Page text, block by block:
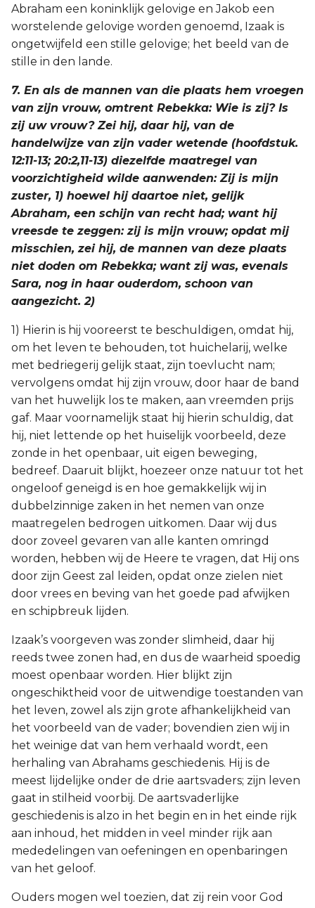
Abraham een koninklijk gelovige en Jakob een
worstelende gelovige worden genoemd, Izaak is
ongetwijfeld een stille gelovige; het beeld van de
stille in den lande.
7. En als de mannen van die plaats hem vroegen
van zijn vrouw, omtrent Rebekka: Wie is zij? Is
zij uw vrouw? Zei hij, daar hij, van de
handelwijze van zijn vader wetende (hoofdstuk.
12:11-13; 20:2,11-13) diezelfde maatregel van
voorzichtigheid wilde aanwenden: Zij is mijn
zuster, 1) hoewel hij daartoe niet, gelijk
Abraham, een schijn van recht had; want hij
vreesde te zeggen: zij is mijn vrouw; opdat mij
misschien, zei hij, de mannen van deze plaats
niet doden om Rebekka; want zij was, evenals
Sara, nog in haar ouderdom, schoon van
aangezicht. 2)
1) Hierin is hij vooreerst te beschuldigen, omdat hij,
om het leven te behouden, tot huichelarij, welke
met bedriegerij gelijk staat, zijn toevlucht nam;
vervolgens omdat hij zijn vrouw, door haar de band
van het huwelijk los te maken, aan vreemden prijs
gaf. Maar voornamelijk staat hij hierin schuldig, dat
hij, niet lettende op het huiselijk voorbeeld, deze
zonde in het openbaar, uit eigen beweging,
bedreef. Daaruit blijkt, hoezeer onze natuur tot het
ongeloof geneigd is en hoe gemakkelijk wij in
dubbelzinnige zaken in het nemen van onze
maatregelen bedrogen uitkomen. Daar wij dus
door zoveel gevaren van alle kanten omringd
worden, hebben wij de Heere te vragen, dat Hij ons
door zijn Geest zal leiden, opdat onze zielen niet
door vrees en beving van het goede pad afwijken
en schipbreuk lijden.
Izaak’s voorgeven was zonder slimheid, daar hij
reeds twee zonen had, en dus de waarheid spoedig
moest openbaar worden. Hier blijkt zijn
ongeschiktheid voor de uitwendige toestanden van
het leven, zowel als zijn grote afhankelijkheid van
het voorbeeld van de vader; bovendien zien wij in
het weinige dat van hem verhaald wordt, een
herhaling van Abrahams geschiedenis. Hij is de
meest lijdelijke onder de drie aartsvaders; zijn leven
gaat in stilheid voorbij. De aartsvaderlijke
geschiedenis is alzo in het begin en in het einde rijk
aan inhoud, het midden in veel minder rijk aan
mededelingen van oefeningen en openbaringen
van het geloof.
Ouders mogen wel toezien, dat zij rein voor God